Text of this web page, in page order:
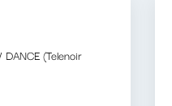
(Telenoir